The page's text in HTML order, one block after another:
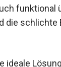
funktional
die schlichte
ideale